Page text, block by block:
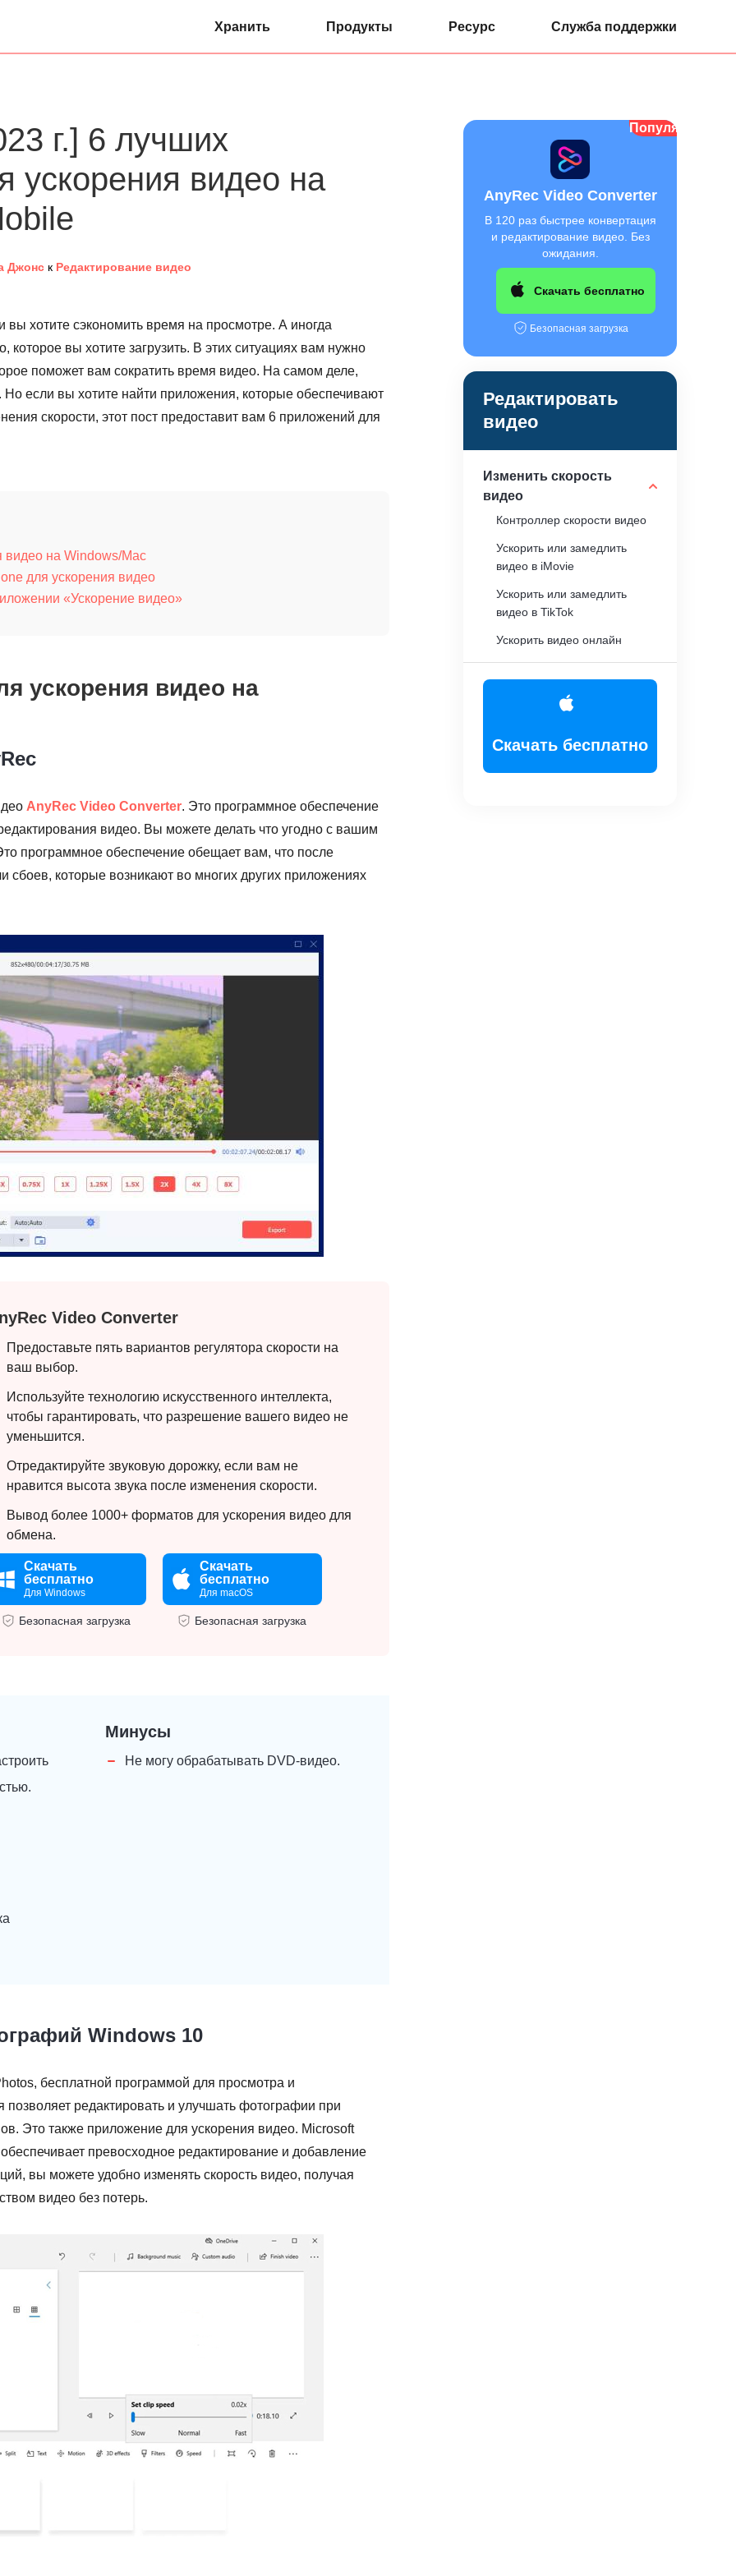
Хранить Продукты Ресурс Служба поддержки
Популярный
AnyRec Video Converter
В 120 раз быстрее конвертация
и редактирование видео. Без
ожидания.
Скачать бесплатно
Безопасная загрузка
Редактировать
видео
Изменить скорость
видео
Контроллер скорости видео
Ускорить или замедлить
видео в iMovie
Ускорить или замедлить
видео в TikTok
Ускорить видео онлайн
Скачать бесплатно
г.] 6 лучших
ускорения видео на
Джонс к Редактирование видео
хотите сэкономить время на просмотре. А иногда
вы хотите загрузить. В этих ситуациях вам нужно
поможет вам сократить время видео. На самом деле,
Но если вы хотите найти приложения, которые обеспечивают
скорости, этот пост предоставит вам 6 приложений для
видео на Windows/Mac
для ускорения видео
«Ускорение видео»
ускорения видео на
AnyRec Video Converter. Это программное обеспечение
видео. Вы можете делать что угодно с вашим
программное обеспечение обещает вам, что после
сбоев, которые возникают во многих других приложениях
Video Converter
Предоставьте пять вариантов регулятора скорости на
ваш выбор.
Используйте технологию искусственного интеллекта,
чтобы гарантировать, что разрешение вашего видео не
уменьшится.
Отредактируйте звуковую дорожку, если вам не
нравится высота звука после изменения скорости.
Вывод более 1000+ форматов для ускорения видео для
обмена.
Скачать
бесплатно
Для Windows
Безопасная загрузка
Скачать
бесплатно
Для macOS
Безопасная загрузка
Минусы
Не могу обрабатывать DVD-видео.
Windows 10
бесплатной программой для просмотра и
редактировать и улучшать фотографии при
Это также приложение для ускорения видео. Microsoft
превосходное редактирование и добавление
вы можете удобно изменять скорость видео, получая
видео без потерь.